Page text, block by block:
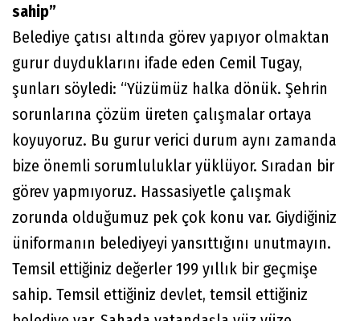
sahip”
Belediye çatısı altında görev yapıyor olmaktan
gurur duyduklarını ifade eden Cemil Tugay,
şunları söyledi: “Yüzümüz halka dönük. Şehrin
sorunlarına çözüm üreten çalışmalar ortaya
koyuyoruz. Bu gurur verici durum aynı zamanda
bize önemli sorumluluklar yüklüyor. Sıradan bir
görev yapmıyoruz. Hassasiyetle çalışmak
zorunda olduğumuz pek çok konu var. Giydiğiniz
üniformanın belediyeyi yansıttığını unutmayın.
Temsil ettiğiniz değerler 199 yıllık bir geçmişe
sahip. Temsil ettiğiniz devlet, temsil ettiğiniz